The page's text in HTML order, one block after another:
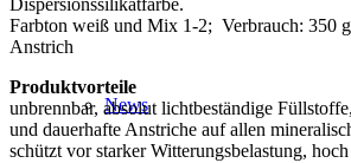
News
Dispersionssilikatfarbe.
Farbton weiß und Mix 1-2; Verbrauch: 350
Anstrich
Produktvorteile
unbrennbar, absolut lichtbeständige
und dauerhafte Anstriche auf allen
schützt vor starker Witterungsbelastung,